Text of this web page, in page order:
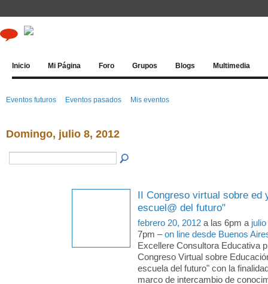
Inicio Mi Página Foro Grupos Blogs Multimedia
Eventos futuros Eventos pasados Mis eventos
Domingo, julio 8, 2012
II Congreso virtual sobre ed
escuel@ del futuro"
febrero 20, 2012 a las 6pm a
7pm –on line desde Buenos
Excellere Consultora Educativa
Congreso Virtual sobre
escuela del futuro" con la
marco de intercambio de